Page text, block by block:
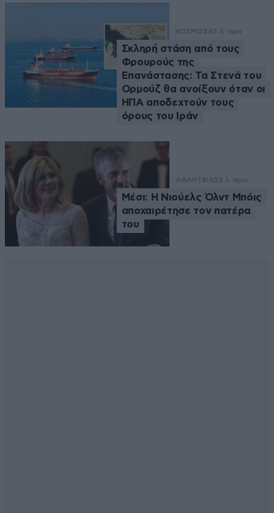
ΚΟΣΜΟΣ43 λ. πριν
Σκληρή στάση από τους
Φρουρούς της
Επανάστασης: Τα Στενά του
Ορμούζ θα ανοίξουν όταν οι
ΗΠΑ αποδεχτούν τους
όρους του Ιράν
ΑΘΛΗΤΙΚΑ52 λ. πριν
Μέσι: Η Νιούελς Όλντ Μπόις
αποχαιρέτησε τον πατέρα
του